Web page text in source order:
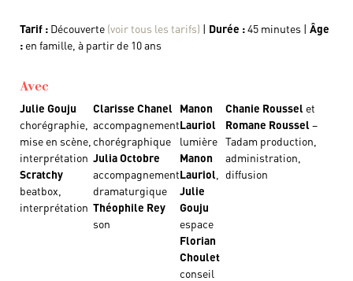
Tarif : Découverte (voir tous les tarifs) | Durée :45 minutes | Âge
: en famille, à partir de 10 ans
Avec
Julie Gouju
chorégraphie,
mise en scène,
interprétation
Scratchy
beatbox,
interprétation
Clarisse Chanel
accompagnement
chorégraphique
Julia Octobre
accompagnement
dramaturgique
Théophile Rey
son
Manon
Lauriol
lumière
Manon
Lauriol
Julie
Gouju
espace
Florian
Choulet
conseil
Chanie Roussel et
Romane Roussel –
Tadam production,
administration,
diffusion